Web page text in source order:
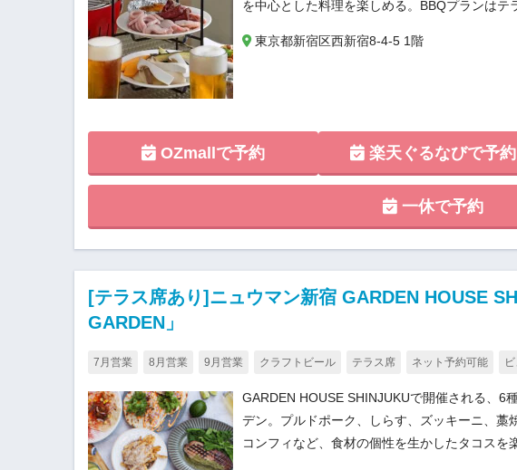
を中心とした料理を楽しめる。BBQプランはテ
東京都新宿区西新宿8-4-5 1階
OZmallで予約 楽天ぐるなびで予約
一休で予約
[テラス席あり]ニュウマン新宿 GARDEN HOUSE
GARDEN」
7月営業 8月営業 9月営業 クラフトビール テラス席 ネット予約可能
GARDEN HOUSE SHINJUKUで開催される、6
デン。プルドポーク、しらす、ズッキーニ、藁
コンフィなど、食材の個性を生かしたタコスを